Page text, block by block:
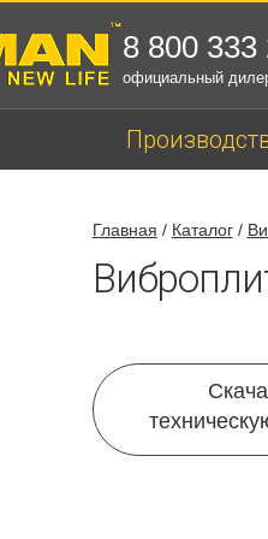
8 800 333
официальный
Главная / Каталог/